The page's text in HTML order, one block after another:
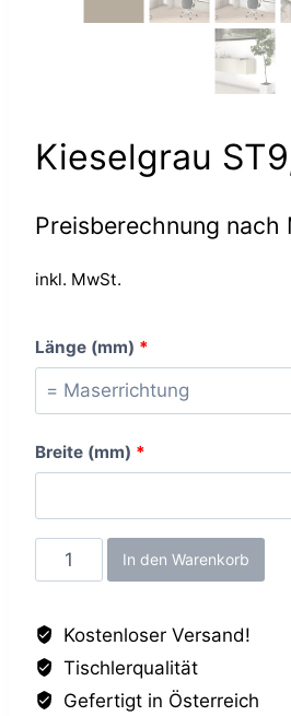
Kieselgrau
Preisberechnung nach
inkl. MwSt.
Länge (mm) *
Breite (mm) *
Kieselgrau
ST9,
Menge
In den Warenkorb
Kostenloser Versand!
Tischlerqualität
Gefertigt in Österreich